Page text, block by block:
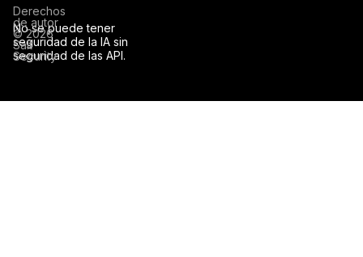
No se puede tener
seguridad de la IA sin
seguridad de las API.
Derechos
de autor
© 2026
Salt
Security